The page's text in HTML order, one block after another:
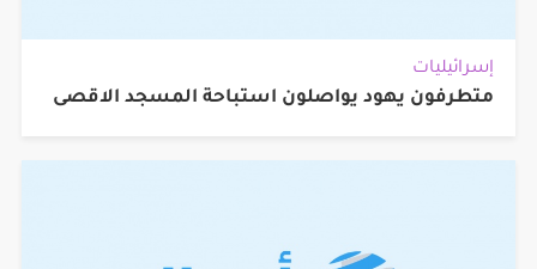
إسرائيليات
متطرفون يهود يواصلون استباحة المسجد الاقصى